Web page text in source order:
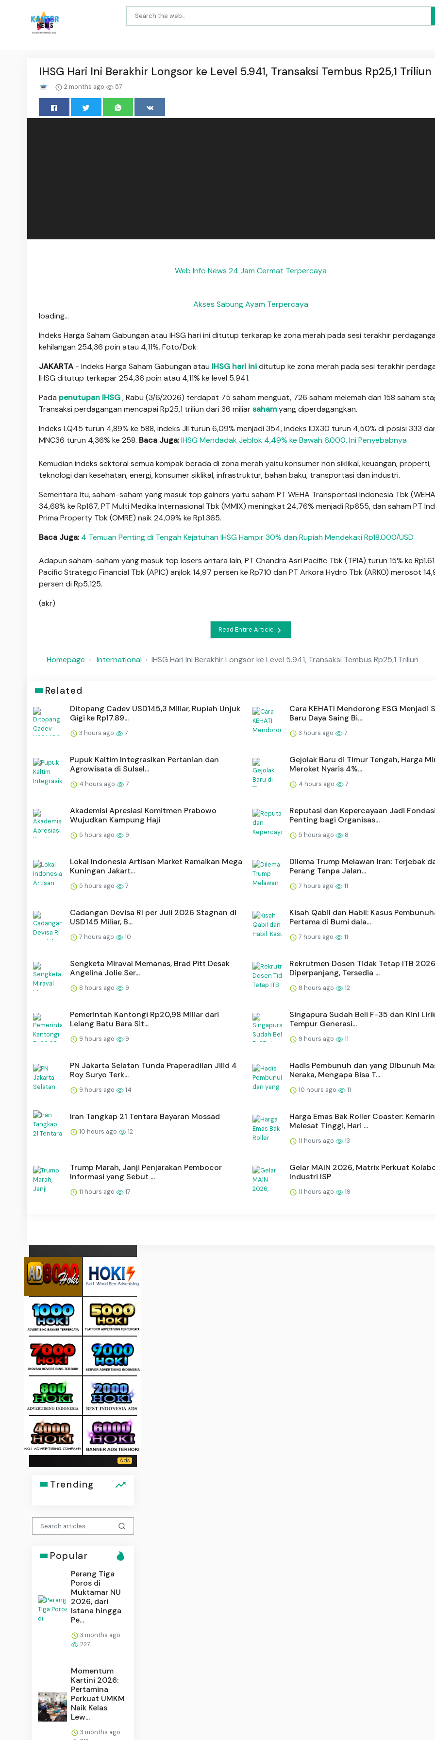
IHSG Hari Ini Berakhir Longsor ke Level 5.941, Transaksi Tembus Rp25,1 Triliun
2 months ago 57
Web Info News 24 Jam Cermat Terpercaya
Akses Sabung Ayam Terpercaya
loading...
Indeks Harga Saham Gabungan atau IHSG hari ini ditutup terkarap ke zona merah pada sesi terakhir
kehilangan 254,36 poin atau 4,11%. Foto/Dok
JAKARTA - Indeks Harga Saham Gabungan atau IHSG hari iniditutup ke zona merah pada sesi terakhir
IHSG ditutup terkapar 254,36 poin atau 4,11% ke level 5.941.
Pada penutupan IHSG, Rabu (3/6/2026) terdapat 75 saham menguat, 726 saham melemah dan 158 saham
Transaksi perdagangan mencapai Rp25,1 triliun dari 36 miliarsahamyang diperdagangkan.
Indeks LQ45 turun 4,89% ke 588, indeks JII turun 6,09% menjadi 354, indeks IDX30 turun 4,50% di posisi 333
MNC36 turun 4,36% ke 258. Baca Juga:IHSG Mendadak Jeblok 4,49% ke Bawah 6.000, Ini Penyebabnya
Kemudian indeks sektoral semua kompak berada di zona merah yaitu konsumer non siklikal, keuangan, properti,
teknologi dan kesehatan, energi, konsumer siklikal, infrastruktur, bahan baku, transportasi dan industri.
Sementara itu, saham-saham yang masuk top gainers yaitu saham PT WEHA Transportasi Indonesia Tbk
34,68% ke Rp167, PT Multi Medika Internasional Tbk (MMIX) meningkat 24,76% menjadi Rp655, dan saham PT
Prima Property Tbk (OMRE) naik 24,09% ke Rp1.365.
Baca Juga: 4 Temuan Penting di Tengah Kejatuhan IHSG Hampir 30% dan Rupiah Mendekati Rp18.000/USD
Adapun saham-saham yang masuk top losers antara lain, PT Chandra Asri Pacific Tbk (TPIA) turun 15% ke
Pacific Strategic Financial Tbk (APIC) anjlok 14,97 persen ke Rp710 dan PT Arkora Hydro Tbk (ARKO) merosot
persen di Rp5.125.
(akr)
Read Entire Article
Homepage International IHSG Hari Ini Berakhir Longsor ke Level 5.941, Transaksi Tembus Rp25,1 Triliun
Related
Ditopang Cadev USD145,3 Miliar, Rupiah Unjuk
Gigi ke Rp17.89...
3 hours ago 7
Cara KEHATI Mendorong ESG Menjadi
Baru Daya Saing Bi...
3 hours ago 7
Pupuk Kaltim Integrasikan Pertanian dan
Agrowisata di Sulsel...
4 hours ago 7
Gejolak Baru di Timur Tengah, Harga
Meroket Nyaris 4%...
4 hours ago 7
Akademisi Apresiasi Komitmen Prabowo
Wujudkan Kampung Haji
5 hours ago 9
Reputasi dan Kepercayaan Jadi
Penting bagi Organisas...
5 hours ago 8
Lokal Indonesia Artisan Market Ramaikan Mega
Kuningan Jakart...
5 hours ago 7
Dilema Trump Melawan Iran: Terjebak
Perang Tanpa Jalan...
7 hours ago 11
Cadangan Devisa RI per Juli 2026 Stagnan di
USD145 Miliar, B...
7 hours ago 10
Kisah Qabil dan Habil: Kasus
Pertama di Bumi dala...
7 hours ago 11
Sengketa Miraval Memanas, Brad Pitt Desak
Angelina Jolie Ser...
8 hours ago 9
Rekrutmen Dosen Tidak Tetap ITB 2026
Diperpanjang, Tersedia ...
8 hours ago 12
Pemerintah Kantongi Rp20,98 Miliar dari
Lelang Batu Bara Sit...
9 hours ago 9
Singapura Sudah Beli F-35 dan Kini
Tempur Generasi...
9 hours ago 11
PN Jakarta Selatan Tunda Praperadilan Jilid 4
Roy Suryo Terk...
9 hours ago 14
Hadis Pembunuh dan yang Dibunuh
Neraka, Mengapa Bisa T...
10 hours ago 11
Iran Tangkap 21 Tentara Bayaran Mossad
10 hours ago 12
Harga Emas Bak Roller Coaster: Kemarin
Melesat Tinggi, Hari ...
11 hours ago 13
Trump Marah, Janji Penjarakan Pembocor
Informasi yang Sebut ...
11 hours ago 17
Gelar MAIN 2026, Matrix Perkuat
Industri ISP
11 hours ago 19
Trending
Popular
Perang Tiga
Poros di
Muktamar NU
2026, dari
Istana hingga
Pe...
3 months ago
227
Momentum
Kartini 2026:
Pertamina
Perkuat UMKM
Naik Kelas
Lew...
3 months ago